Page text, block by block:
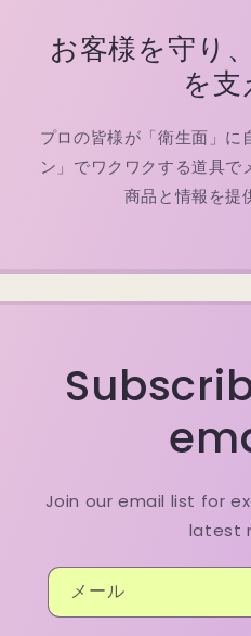
お客様を守り
を支
プロの皆様が「衛生面」に
ン」でワクワクする道具
商品と情報を提
Join our email list for
latest
メール